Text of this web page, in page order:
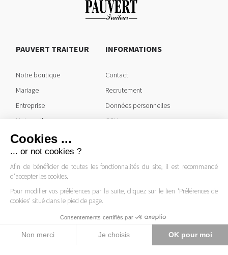
Cookies ...
... or not cookies ?
Afin de bénéficier de toutes les fonctionnalités du site, il est recommandé
d'accepter les cookies.
Pour modifier vos préférences par la suite, cliquez sur le lien 'Préférences de
cookies' situé dans le pied de page.
Consentements certifiés par
Non merci Je choisis
OK pour moi
PAUVERT TRAITEUR
Notre boutique
Mariage
Entreprise
Notre salle
Plateaux repas
INFORMATIONS
Contact
Recrutement
Données personnelles
CGV
SUIVEZ-NOUS